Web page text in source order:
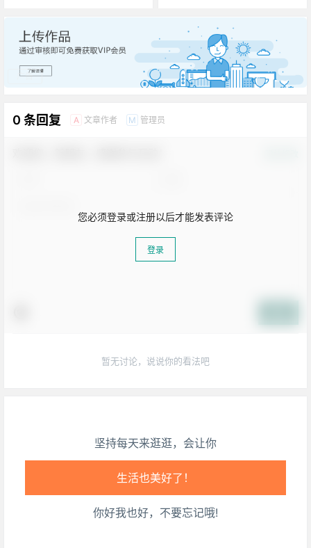
广告
0 条回复 A 文章作者 M 管理员
您必须登录或注册以后才能发表评论
登录
暂无讨论，说说你的看法吧
坚持每天来逛逛，会让你
生活也美好了！
心情也舒畅了！
你好我也好，不要忘记哦!